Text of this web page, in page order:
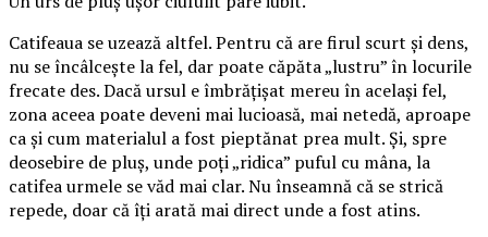
Catifeaua se uzează altfel. Pentru că are firul scurt și dens,
nu se încâlcește la fel, dar poate căpăta „lustru” în locurile
frecate des. Dacă ursul e îmbrățișat mereu în același fel,
zona aceea poate deveni mai lucioasă, mai netedă, aproape
ca și cum materialul a fost pieptănat prea mult. Și, spre
deosebire de pluș, unde poți „ridica” puful cu mâna, la
catifea urmele se văd mai clar. Nu înseamnă că se strică
repede, doar că îți arată mai direct unde a fost atins.